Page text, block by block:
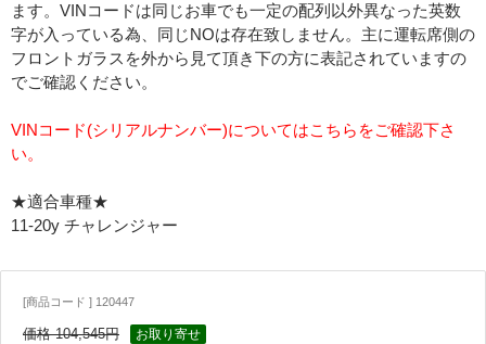
ます。VINコードは同じお車でも一定の配列以外異なった英数
字が入っている為、同じNOは存在致しません。主に運転席側の
フロントガラスを外から見て頂き下の方に表記されていますの
でご確認ください。
VINコード(シリアルナンバー)についてはこちらをご確認下さ
い。
★適合車種★
11-20y チャレンジャー
[商品コード ] 120447
価格 104,545円 お取り寄せ